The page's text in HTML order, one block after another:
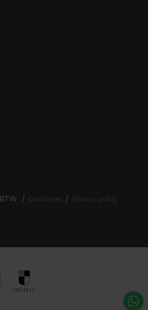
BTW Disclaimer Privacy policy